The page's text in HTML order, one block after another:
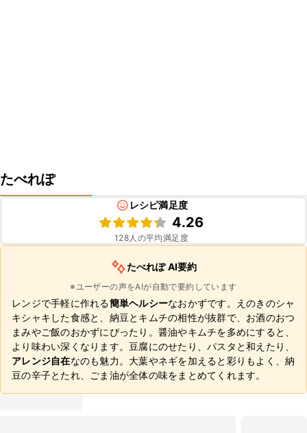
たべれぽ
レシピ満足度
4.26
128人の平均満足度
たべれぽ AI要約
※ユーザーの声をAIが自動で要約しています
レンジで手軽に作れる簡単ヘルシーなおかずです。えのきのシャ
キシャキした食感と、納豆とキムチの相性が抜群で、お酒のおつ
まみやご飯のおかずにぴったり。醤油やキムチを多めにすると、
より味わい深くなります。豆腐にのせたり、パスタと和えたり、
アレンジ自在なのも魅力。大葉やネギを加えると彩りもよく、納
豆の辛子とたれ、ごま油が全体の味をまとめてくれます。